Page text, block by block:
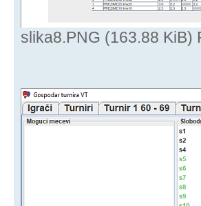
slika8.PNG (163.88 KiB)